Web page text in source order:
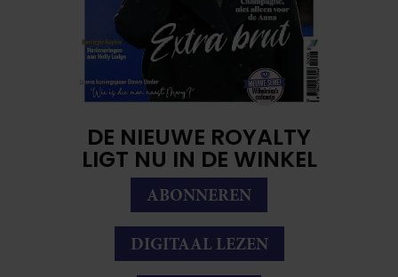
DE NIEUWE ROYALTY
LIGT NU IN DE WINKEL
ABONNEREN
DIGITAAL LEZEN